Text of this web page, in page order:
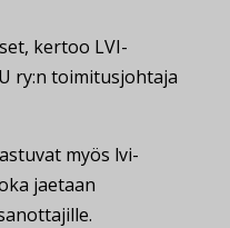
kertoo LVI-
ry:n toimitusjohtaja
myös lvi-
jaetaan